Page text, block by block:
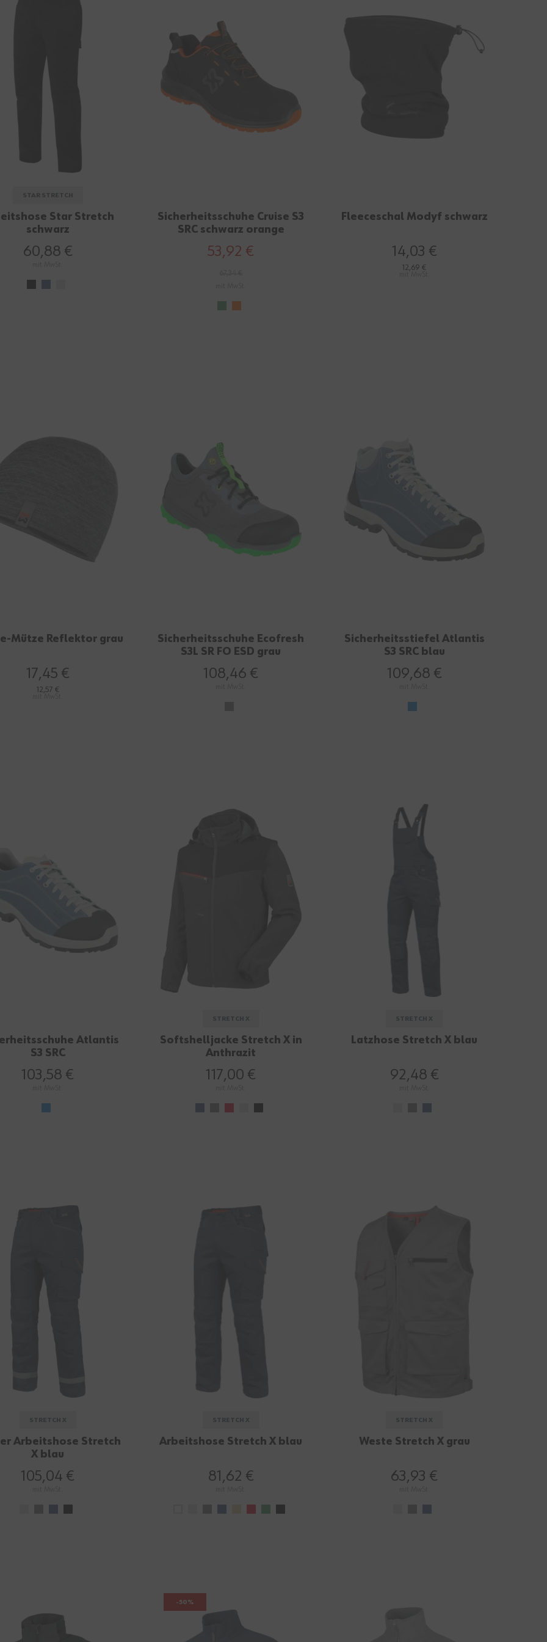
Star Stretch
schwarz
60,88 €
Sicherheitsschuhe Cruise S3
SRC schwarz orange
53,92 €
Fleeceschal Modyf schwarz
14,03 €
12,69 €
Mütze Reflektor grau
17,45 €
12,57 €
Sicherheitsschuhe Ecofresh
S3L SR FO ESD grau
108,46 €
Sicherheitsstiefel Atlantis
S3 SRC blau
109,68 €
Atlantis
S3 SRC
103,58 €
Softshelljacke Stretch X in
Anthrazit
117,00 €
Latzhose Stretch X blau
92,48 €
Arbeitshose Stretch
X blau
105,04 €
Arbeitshose Stretch X blau
81,62 €
Weste Stretch X grau
63,93 €
-50%